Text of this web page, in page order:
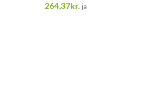
264,37kr. ja